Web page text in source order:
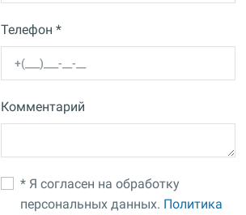
Телефон *
Комментарий
* Я согласен на обработку
персональных данных. Политика